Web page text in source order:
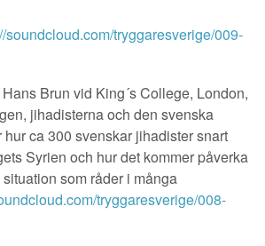
soundcloud.com/tryggaresverige/009-
Brun vid King´s College, London,
jihadisterna och den svenska
hur ca 300 svenskar jihadister snart
Syrien och hur det kommer påverka
som råder i många
tryggaresverige/008-